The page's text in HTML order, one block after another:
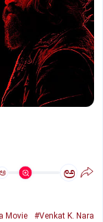
ಅ ಅ
Movie
#Venkat K. Nara